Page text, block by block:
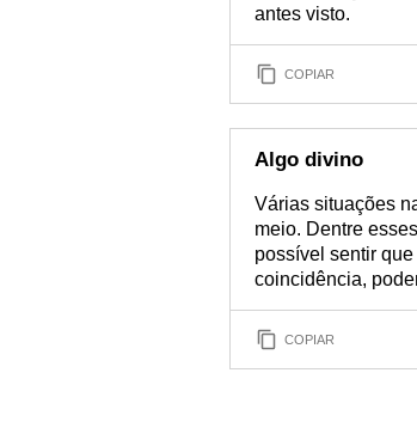
antes visto.
COPIAR
Algo divino
Várias situações
meio. Dentre
possível sentir
coincidência,
COPIAR